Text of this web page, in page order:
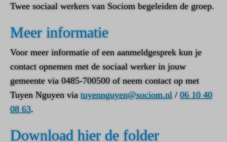
Twee sociaal werkers van Sociom begeleiden de groep.
Meer informatie
Voor meer informatie of een aanmeldgesprek kun je
contact opnemen met de sociaal werker in jouw
gemeente via 0485-700500 of neem contact op met
Tuyen Nguyen viatuyennguyen@sociom.nl / 06 10 40
08 63.
Download hier de folder